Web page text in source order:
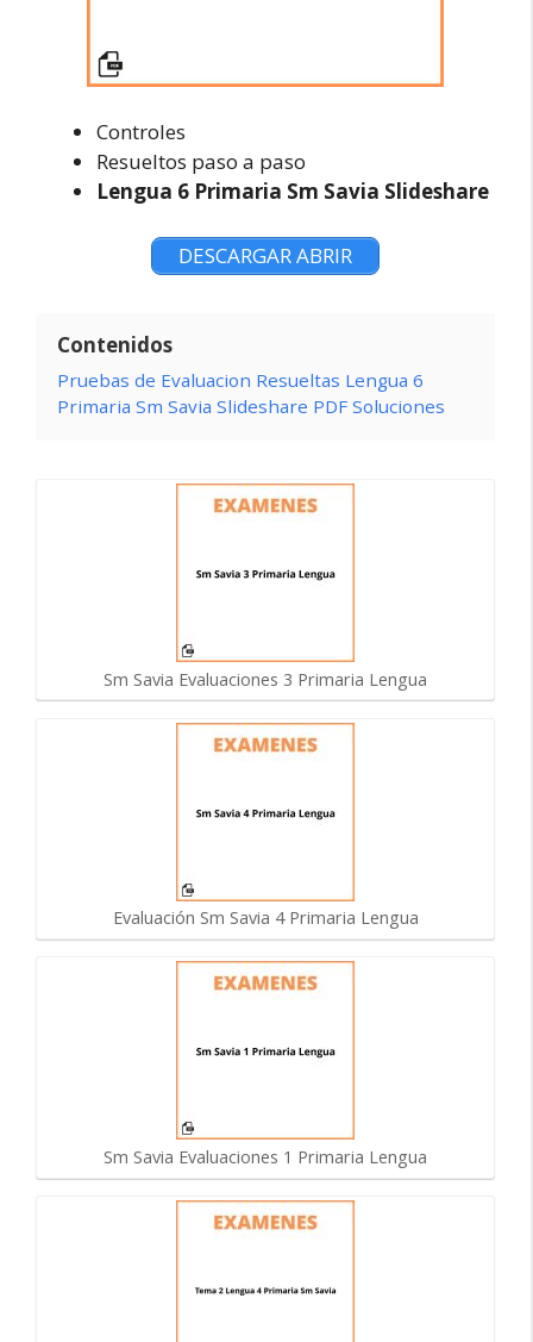
Controles
Resueltos paso a paso
Lengua 6 Primaria Sm Savia Slideshare
DESCARGAR ABRIR
Contenidos
Pruebas de Evaluacion Resueltas Lengua 6
Primaria Sm Savia Slideshare PDF Soluciones
Sm Savia Evaluaciones 3 Primaria Lengua
Evaluación Sm Savia 4 Primaria Lengua
Sm Savia Evaluaciones 1 Primaria Lengua